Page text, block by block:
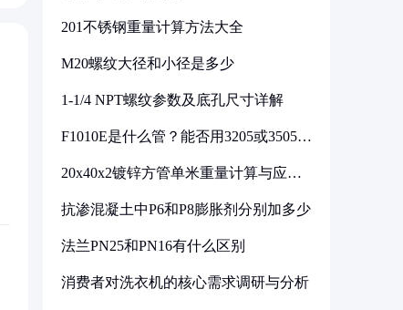
201不锈钢重量计算方法大全
M20螺纹大径和小径是多少
1-1/4 NPT螺纹参数及底孔尺寸详解
F1010E是什么管？能否用3205或3505代
20x40x2镀锌方管单米重量计算与应用
抗渗混凝土中P6和P8膨胀剂分别加多少
法兰PN25和PN16有什么区别
消费者对洗衣机的核心需求调研与分析